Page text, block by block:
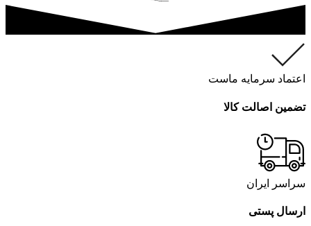
اعتماد سرمایه ماست
تضمین اصالت کالا
سراسر ایران
ارسال پستی